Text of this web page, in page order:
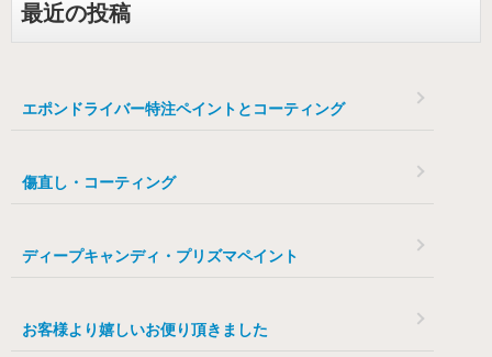
最近の投稿
エポンドライバー特注ペイントとコーティング
傷直し・コーティング
ディープキャンディ・プリズマペイント
お客様より嬉しいお便り頂きました